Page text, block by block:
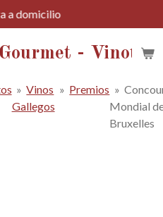
-
a domicilio
» Vinos
Gallegos
» Premios »
Mondial
Bruxelles